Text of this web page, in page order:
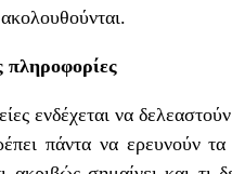
πληροφορίες
ενδέχεται να
πάντα να ερευνούν